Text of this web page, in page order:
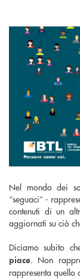
Nel mondo dei
“seguaci” -
contenuti di un
aggiornati su ciò
Diciamo subito
piace. Non
rappresenta quello